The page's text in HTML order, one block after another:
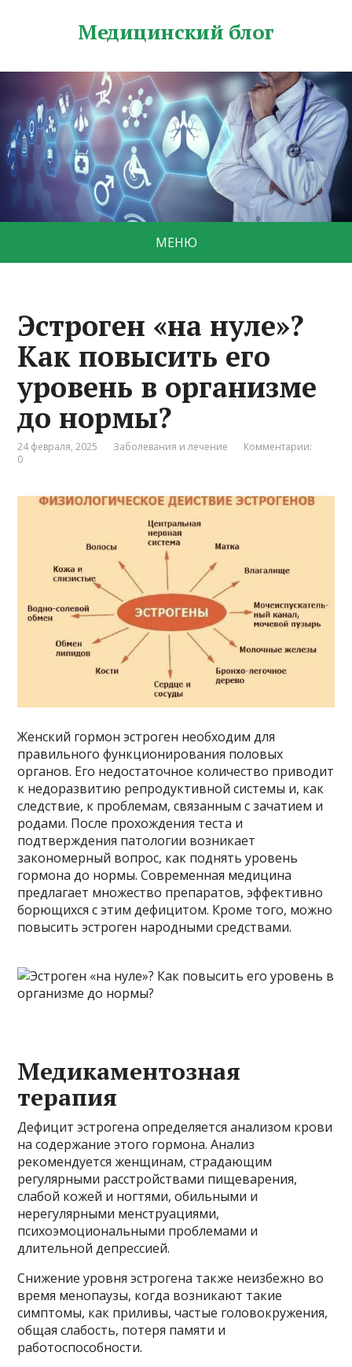
Медицинский блог
МЕНЮ
Эстроген «на нуле»?
Как повысить его
уровень в организме
до нормы?
24 февраля, 2025 Заболевания и лечение
Комментарии:
0
Женский гормон эстроген необходим для
правильного функционирования половых
органов. Его недостаточное количество приводит
к недоразвитию репродуктивной системы и, как
следствие, к проблемам, связанным с зачатием и
родами. После прохождения теста и
подтверждения патологии возникает
закономерный вопрос, как поднять уровень
гормона до нормы. Современная медицина
предлагает множество препаратов, эффективно
борющихся с этим дефицитом. Кроме того, можно
повысить эстроген народными средствами.
Медикаментозная
терапия
Дефицит эстрогена определяется анализом крови
на содержание этого гормона. Анализ
рекомендуется женщинам, страдающим
регулярными расстройствами пищеварения,
слабой кожей и ногтями, обильными и
нерегулярными менструациями,
психоэмоциональными проблемами и
длительной депрессией.
Снижение уровня эстрогена также неизбежно во
время менопаузы, когда возникают такие
симптомы, как приливы, частые головокружения,
общая слабость, потеря памяти и
работоспособности.